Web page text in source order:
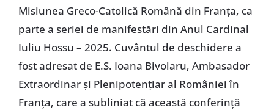
Misiunea Greco-Catolică Română din Franța, ca
parte a seriei de manifestări din Anul Cardinal
Iuliu Hossu – 2025. Cuvântul de deschidere a
fost adresat de E.S. Ioana Bivolaru, Ambasador
Extraordinar și Plenipotențiar al României în
Franța, care a subliniat că această conferință